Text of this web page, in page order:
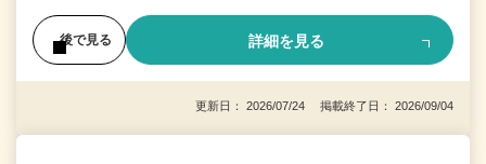
後で見る 詳細を見る
更新日： 2026/07/24 掲載終了日： 2026/09/04